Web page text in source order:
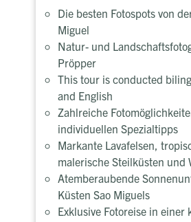
Die besten Fotospots von
Miguel
Natur- und
Pröpper
This tour is conducted
and English
Zahlreiche
individuellen Spezialtipps
Markante Lavafelsen,
malerische Steilküsten und
Atemberaubende
Küsten Sao Miguels
Exklusive Fotoreise in einer